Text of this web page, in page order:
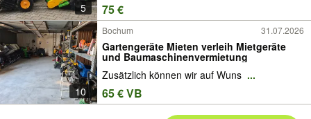
5 75 €
10
Bochum 31.07.2026
Gartengeräte Mieten verleih Mietgeräte
und Baumaschinenvermietung
Zusätzlich können wir auf Wuns ...
65 € VB